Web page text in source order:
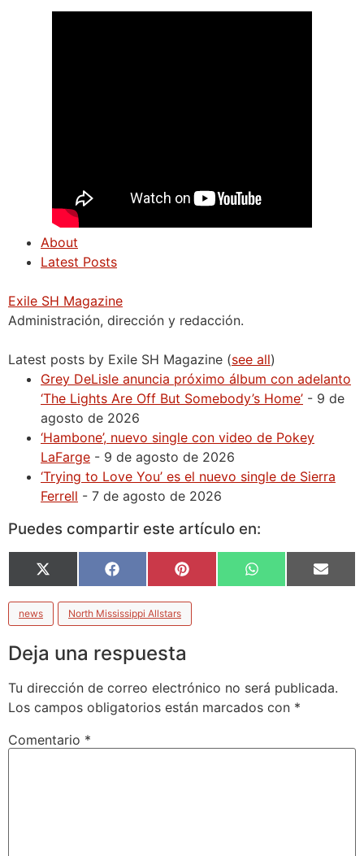
About
Latest Posts
Exile SH Magazine
Administración, dirección y redacción.
Latest posts by Exile SH Magazine (see all)
Grey DeLisle anuncia próximo álbum con adelanto
‘The Lights Are Off But Somebody’s Home’ - 9 de
agosto de 2026
‘Hambone’, nuevo single con video de Pokey
LaFarge - 9 de agosto de 2026
‘Trying to Love You’ es el nuevo single de Sierra
Ferrell - 7 de agosto de 2026
Puedes compartir este artículo en:
X
(Twitter)
Facebook Pinterest WhatsApp Email
news North Mississippi Allstars
Deja una respuesta
Tu dirección de correo electrónico no será publicada.
Los campos obligatorios están marcados con *
Comentario *